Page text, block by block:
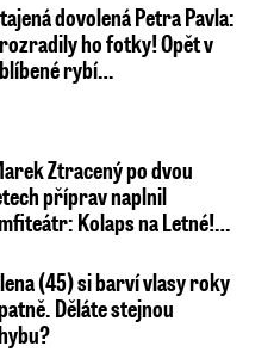
dovolená Petra Pavla:
ho fotky! Opět v
rybí…
Ztracený po dvou
příprav naplnil
Kolaps na Letné!…
(45) si barví vlasy roky
Děláte stejnou